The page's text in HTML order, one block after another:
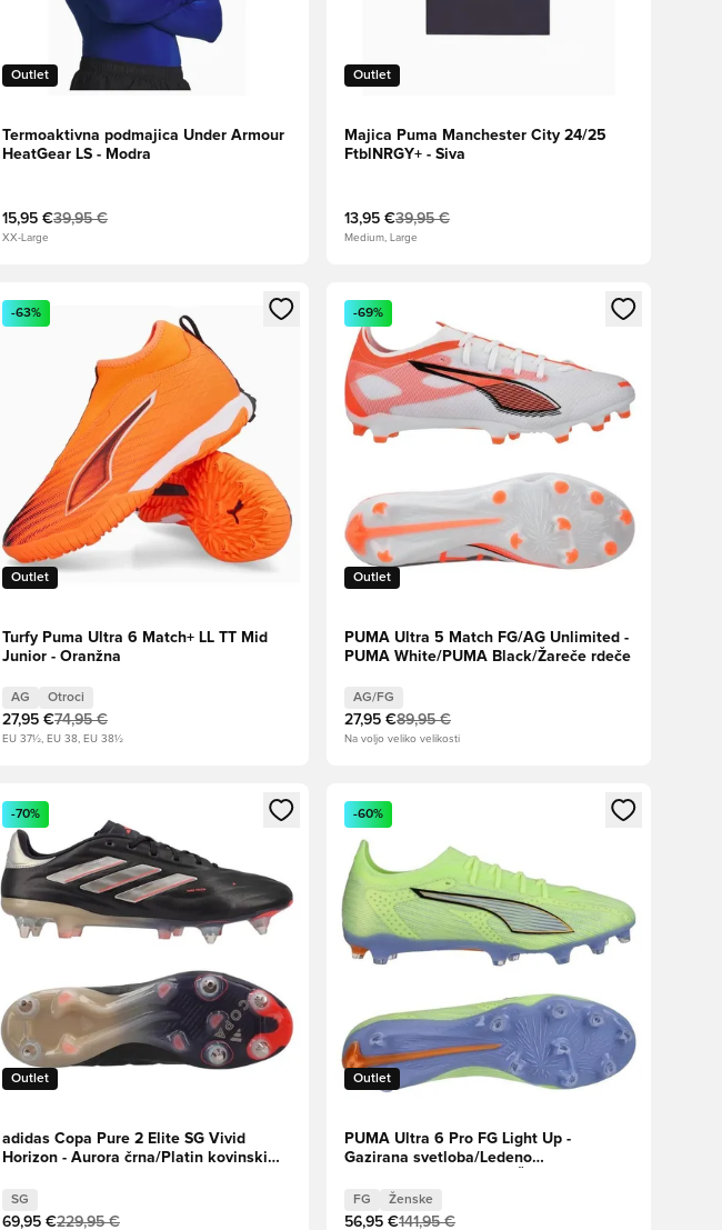
Outlet
Termoaktivna podmajica Under Armour
HeatGear LS - Modra
15,95 €39,95 €
XX-Large
Outlet
Majica Puma Manchester City 24/25
FtblNRGY+ - Siva
13,95 €39,95 €
Medium, Large
Odpre Modal za prijavo ali vpis kot član
Outlet
-63%
Turfy Puma Ultra 6 Match+ LL TT Mid
Junior - Oranžna
AG Otroci
27,95 €74,95 €
EU 37½, EU 38, EU 38½
Odpre Modal za prijavo ali vpis kot član
Outlet
-69%
PUMA Ultra 5 Match FG/AG Unlimited -
PUMA White/PUMA Black/Žareče rdeče
AG/FG
27,95 €89,95 €
Na voljo veliko velikosti
Odpre Modal za prijavo ali vpis kot član
Outlet
-70%
adidas Copa Pure 2 Elite SG Vivid
Horizon - Aurora črna/Platin kovinski
SG
69,95 €229,95 €
Odpre Modal za prijavo ali vpis kot član
Outlet
-60%
PUMA Ultra 6 Pro FG Light Up -
Gazirana svetloba/Ledeno
FG Ženske
56,95 €141,95 €